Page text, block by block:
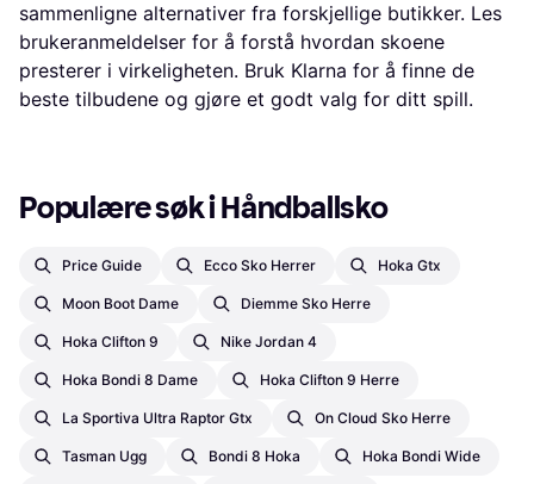
sammenligne alternativer fra forskjellige butikker. Les
brukeranmeldelser for å forstå hvordan skoene
presterer i virkeligheten. Bruk Klarna for å finne de
beste tilbudene og gjøre et godt valg for ditt spill.
Populære søk i Håndballsko
Price Guide Ecco Sko Herrer Hoka Gtx
Moon Boot Dame Diemme Sko Herre
Hoka Clifton 9 Nike Jordan 4
Hoka Bondi 8 Dame Hoka Clifton 9 Herre
La Sportiva Ultra Raptor Gtx On Cloud Sko Herre
Tasman Ugg Bondi 8 Hoka Hoka Bondi Wide